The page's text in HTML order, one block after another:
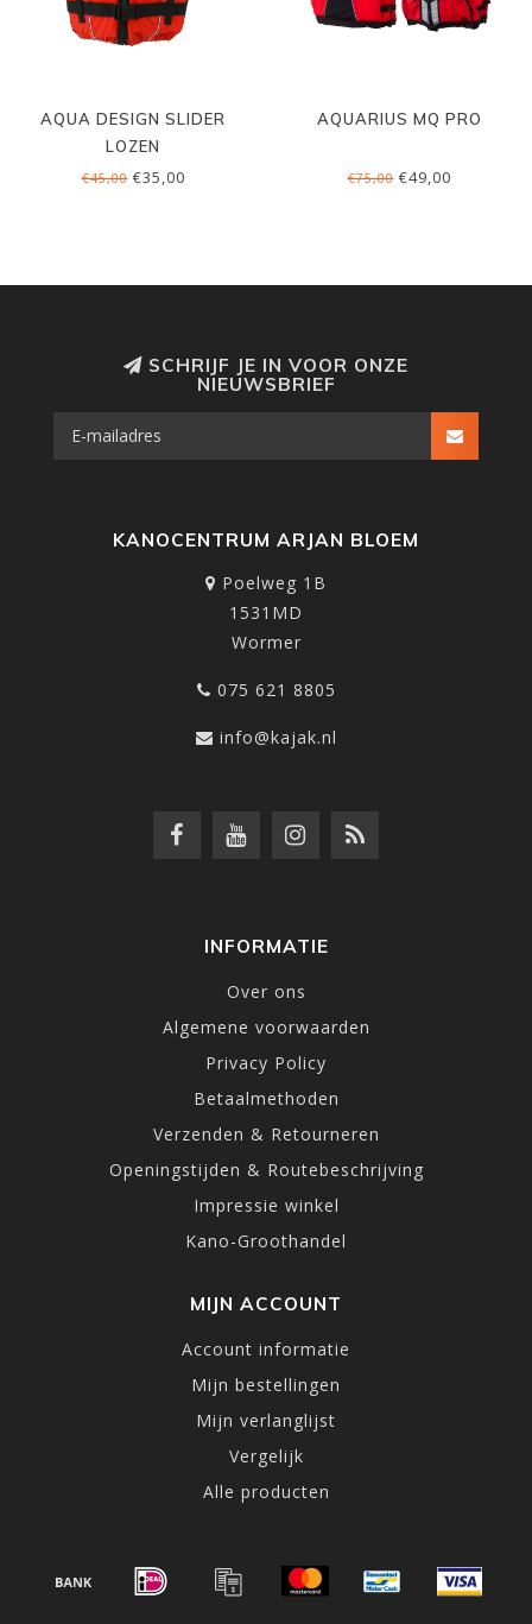
AQUA DESIGN SLIDER
LOZEN
€45,00€35,00
AQUARIUS MQ PRO
€75,00€49,00
SCHRIJF JE IN VOOR ONZE
NIEUWSBRIEF
KANOCENTRUM ARJAN BLOEM
Poelweg 1B
1531MD
Wormer
075 621 8805
info@kajak.nl
INFORMATIE
Over ons
Algemene voorwaarden
Privacy Policy
Betaalmethoden
Verzenden & Retourneren
Openingstijden & Routebeschrijving
Impressie winkel
Kano-Groothandel
MIJN ACCOUNT
Account informatie
Mijn bestellingen
Mijn verlanglijst
Vergelijk
Alle producten